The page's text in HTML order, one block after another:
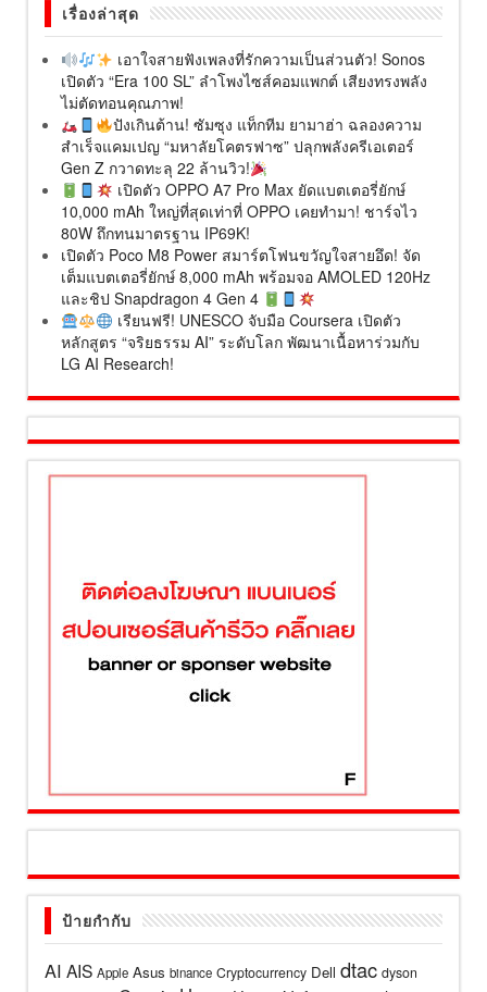
เรื่องล่าสุด
เอาใจสายฟังเพลงที่รักความเป็นส่วนตัว! Sonos
เปิดตัว “Era 100 SL” ลำโพงไซส์คอมแพกต์ เสียงทรงพลัง
ไม่ตัดทอนคุณภาพ!
ปังเกินต้าน! ซัมซุง แท็กทีม ยามาฮ่า ฉลองความ
สำเร็จแคมเปญ “มหาลัยโคตรฟาซ” ปลุกพลังครีเอเตอร์
Gen Z กวาดทะลุ 22 ล้านวิว!
เปิดตัว OPPO A7 Pro Max ยัดแบตเตอรี่ยักษ์
10,000 mAh ใหญ่ที่สุดเท่าที่ OPPO เคยทำมา! ชาร์จไว
80W ถึกทนมาตรฐาน IP69K!
เปิดตัว Poco M8 Power สมาร์ตโฟนขวัญใจสายอึด! จัด
เต็มแบตเตอรี่ยักษ์ 8,000 mAh พร้อมจอ AMOLED 120Hz
และชิป Snapdragon 4 Gen 4
เรียนฟรี! UNESCO จับมือ Coursera เปิดตัว
หลักสูตร “จริยธรรม AI” ระดับโลก พัฒนาเนื้อหาร่วมกับ
LG AI Research!
ป้ายกำกับ
AI AIS Apple Asus binance Cryptocurrency Dell dtac dyson